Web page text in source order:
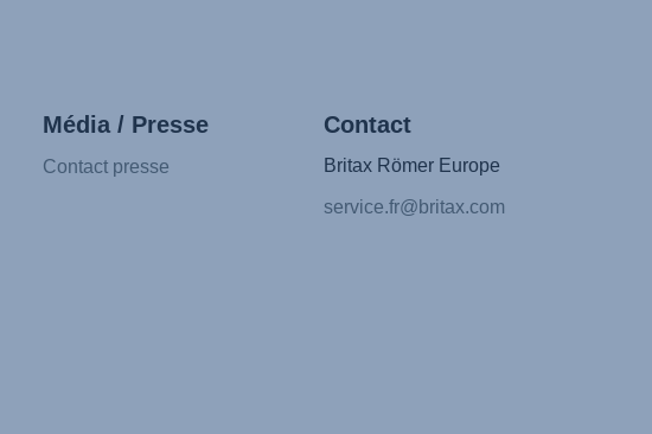
Média / Presse
Contact presse
Contact
Britax Römer Europe
service.fr@britax.com